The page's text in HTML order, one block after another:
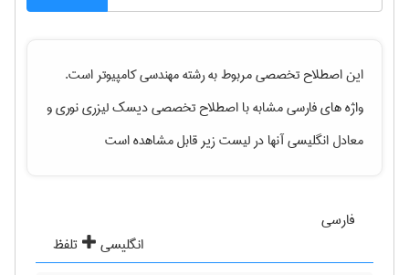
این اصطلاح تخصصی مربوط به رشتهمهندسی كامپيوتراست.
واژه های فارسی مشابه با اصطلاح تخصصیدیسک لیزری نوریو
معادل انگلیسی آنها در لیست زیر قابل مشاهده است
فارسی
انگلیسی
تلفظ